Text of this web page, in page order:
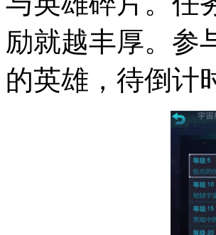
励就越丰厚。参
的英雄，待倒计